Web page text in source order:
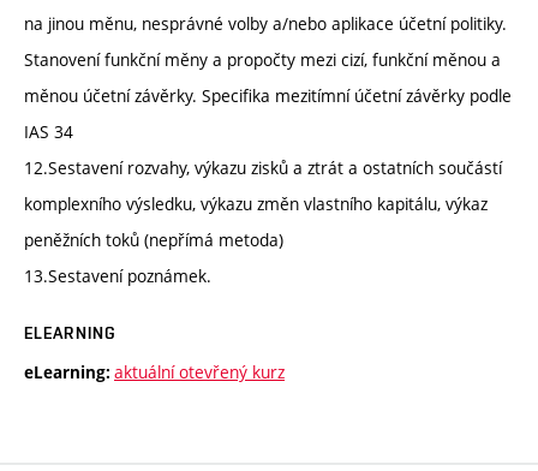
na jinou měnu, nesprávné volby a/nebo aplikace účetní politiky.
Stanovení funkční měny a propočty mezi cizí, funkční měnou a
měnou účetní závěrky. Specifika mezitímní účetní závěrky podle
IAS 34
12.Sestavení rozvahy, výkazu zisků a ztrát a ostatních součástí
komplexního výsledku, výkazu změn vlastního kapitálu, výkaz
peněžních toků (nepřímá metoda)
13.Sestavení poznámek.
ELEARNING
eLearning: aktuální otevřený kurz